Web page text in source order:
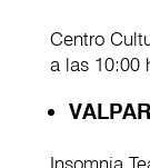
Centro
a las 10:00
Insomnia